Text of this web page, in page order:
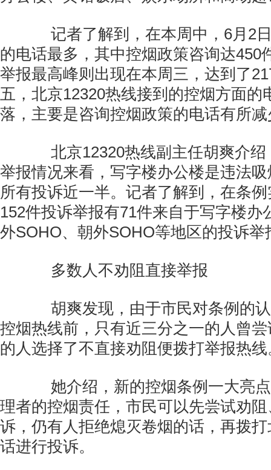
记者了解到，在本周中，6月2日
的电话最多，其中控烟政策咨询达450
举报最高峰则出现在本周三，达到了
五，北京12320热线接到的控烟方面的
落，主要是咨询控烟政策的电话有所
北京12320热线副主任胡爽介绍
举报情况来看，写字楼办公楼是违法吸
所有投诉近一半。记者了解到，在条
152件投诉举报有71件来自于写字楼办
外SOHO、朝外SOHO等地区的投诉举
多数人不劝阻直接举报
胡爽发现，由于市民对条例的认
控烟热线前，只有近三分之一的人曾
的人选择了不直接劝阻便拨打举报热线
她介绍，新的控烟条例一大亮点
理者的控烟责任，市民可以先尝试劝
诉，仍有人拒绝熄灭卷烟的话，再拨
话进行投诉。